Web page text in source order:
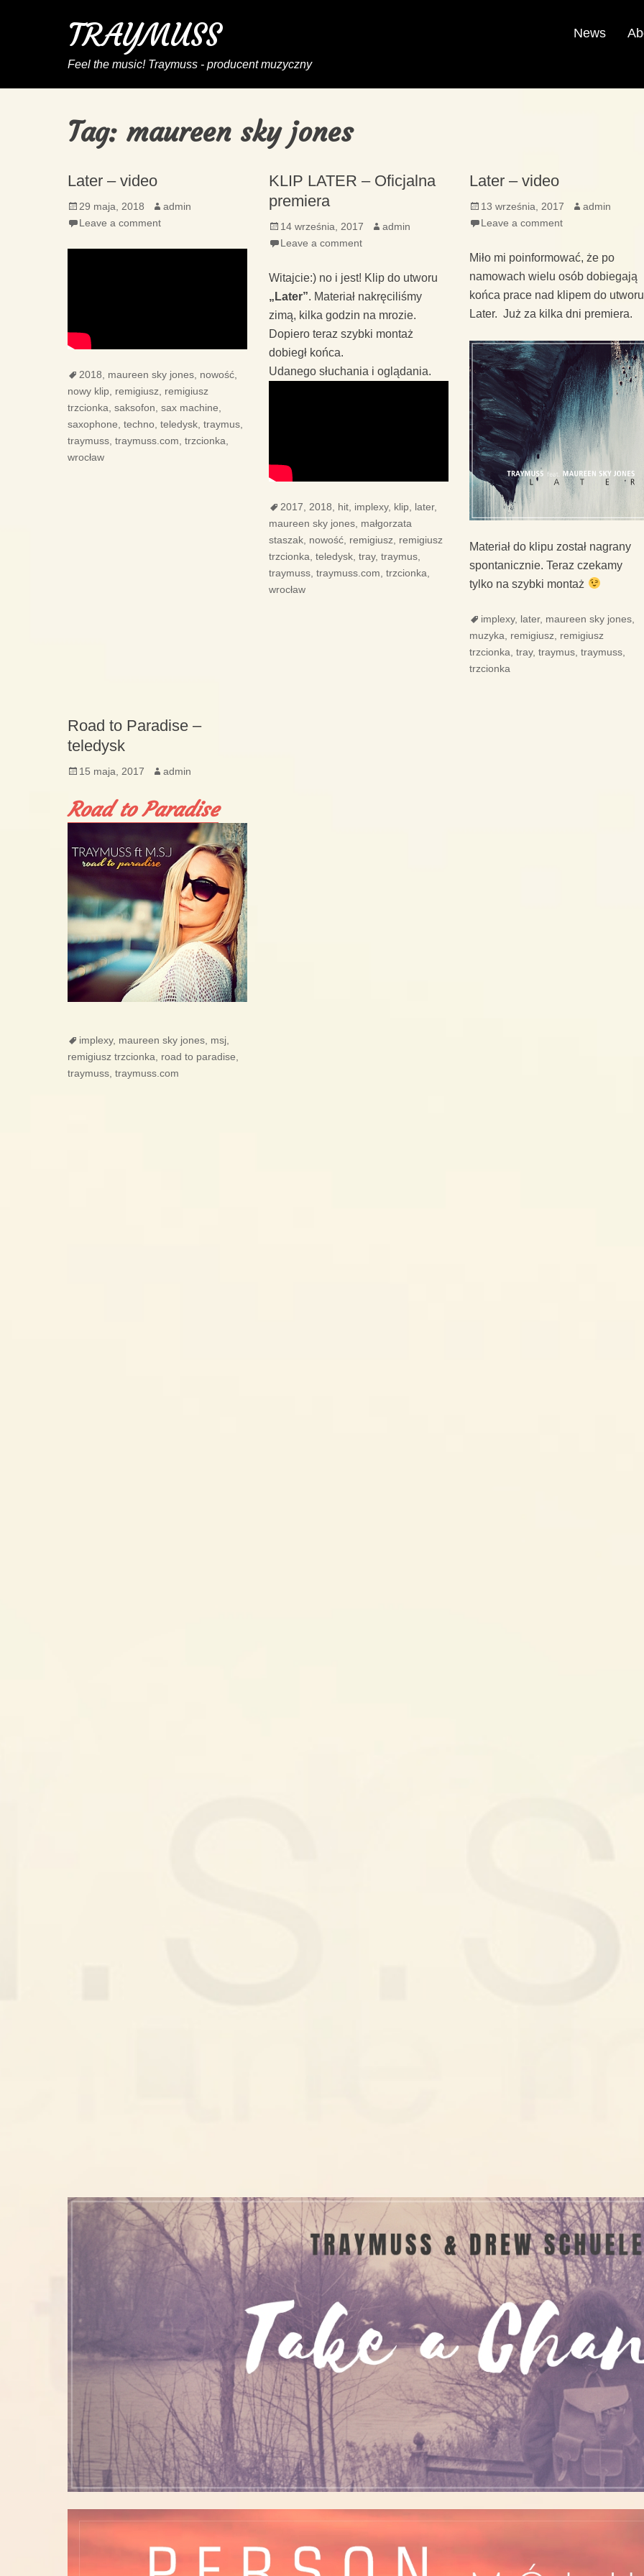
TRAYMUSS
Feel the music! Traymuss - producent muzyczny
News
Tag: maureen sky jones
Later – video
Posted
on
29 maja, 2018 Author
admin
Leave a comment
Tags2018, maureen sky jones, nowość,
nowy klip, remigiusz, remigiusz
trzcionka,saksofon,sax machine,
saxophone,techno,teledysk,traymus,
traymuss,traymuss.com,trzcionka,
wrocław
KLIP LATER – Oficjalna
premiera
Posted
on
14 września, 2017 Author
admin
Leave a comment
Witajcie:) no i jest! Klip do utworu
„Later”. Materiał nakręciliśmy
zimą, kilka godzin na mrozie.
Dopiero teraz szybki montaż
dobiegł końca.
Udanego słuchania i oglądania.
Tags2017, 2018, hit, implexy, klip, later,
maureen sky jones, małgorzata
staszak, nowość, remigiusz, remigiusz
trzcionka, teledysk, tray, traymus,
traymuss, traymuss.com, trzcionka,
wrocław
Later – video
Posted
on
13 września, 2017 Author
admin
Leave a comment
Miło mi poinformować, że po
namowach wielu osób dobiegają
końca prace nad klipem do utworu
Later. Już za kilka dni premiera.
Materiał do klipu został nagrany
spontanicznie. Teraz czekamy
tylko na szybki montaż
Tagsimplexy, later, maureen sky jones
muzyka
remigiusz
remigiusz
trzcionka ,tray,traymus ,traymuss
trzcionka
Road to Paradise –
teledysk
Posted
15 maja, 2017 Author
admin
Road to Paradise
Tagsimplexy, maureen sky jones, msj,
remigiusz trzcionka, road to paradise,
traymuss,traymuss.com